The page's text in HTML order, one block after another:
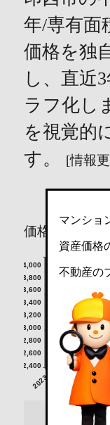
年/専有面
価格を独
し、直近
ラフ化し
を視覚的
す。
[情報
価格（万円）
2023.07 2023.102024.01
2,400
2,600
2,800
3,000
3,200
3,400
3,600
3,800
4,000
マンショ
資産価格
不動産の